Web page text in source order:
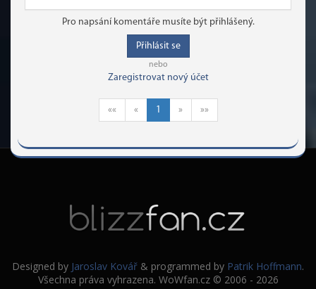
Pro napsání komentáře musíte být přihlášený.
Přihlásit se
nebo
Zaregistrovat nový účet
«« « 1 » »»
Designed by Jaroslav Kovář & programmed by Patrik Hoffmann.
Všechna práva vyhrazena. WoWfan.cz © 2006 - 2026